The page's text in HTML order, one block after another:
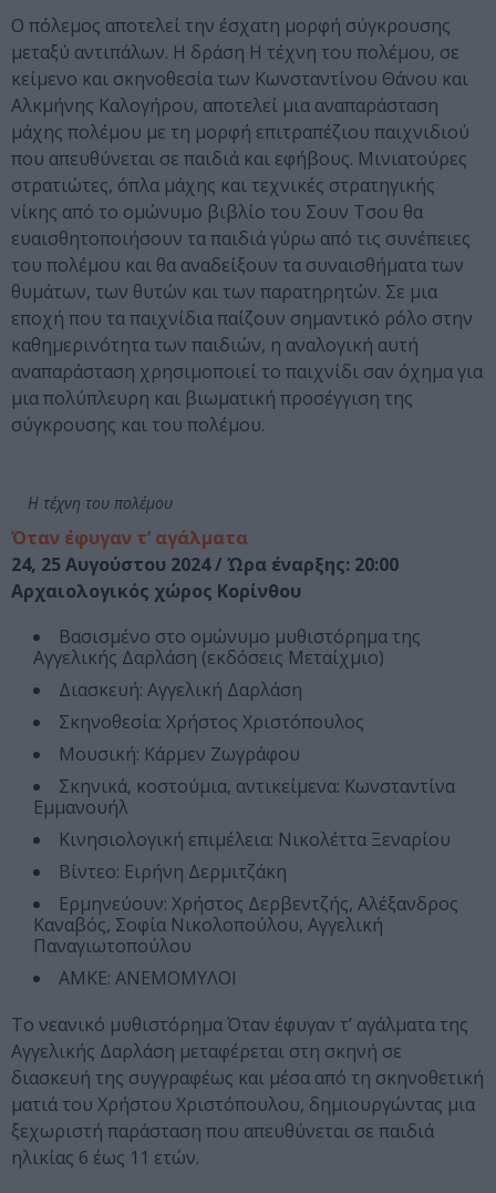
Ο πόλεμος αποτελεί την έσχατη μορφή σύγκρουσης
μεταξύ αντιπάλων. Η δράση Η τέχνη του πολέμου, σε
κείμενο και σκηνοθεσία των Κωνσταντίνου Θάνου και
Αλκμήνης Καλογήρου, αποτελεί μια αναπαράσταση
μάχης πολέμου με τη μορφή επιτραπέζιου παιχνιδιού
που απευθύνεται σε παιδιά και εφήβους. Μινιατούρες
στρατιώτες, όπλα μάχης και τεχνικές στρατηγικής
νίκης από το ομώνυμο βιβλίο του Σουν Τσου θα
ευαισθητοποιήσουν τα παιδιά γύρω από τις συνέπειες
του πολέμου και θα αναδείξουν τα συναισθήματα των
θυμάτων, των θυτών και των παρατηρητών. Σε μια
εποχή που τα παιχνίδια παίζουν σημαντικό ρόλο στην
καθημερινότητα των παιδιών, η αναλογική αυτή
αναπαράσταση χρησιμοποιεί το παιχνίδι σαν όχημα για
μια πολύπλευρη και βιωματική προσέγγιση της
σύγκρουσης και του πολέμου.
Η τέχνη του πολέμου
Όταν έφυγαν τ’ αγάλματα
24, 25 Αυγούστου 2024 / Ώρα έναρξης: 20:00
Αρχαιολογικός χώρος Κορίνθου
Βασισμένο στο ομώνυμο μυθιστόρημα της
Αγγελικής Δαρλάση (εκδόσεις Μεταίχμιο)
Διασκευή: Αγγελική Δαρλάση
Σκηνοθεσία: Χρήστος Χριστόπουλος
Μουσική: Κάρμεν Ζωγράφου
Σκηνικά, κοστούμια, αντικείμενα: Κωνσταντίνα
Εμμανουήλ
Κινησιολογική επιμέλεια: Νικολέττα Ξεναρίου
Βίντεο: Ειρήνη Δερμιτζάκη
Ερμηνεύουν: Χρήστος Δερβεντζής, Αλέξανδρος
Καναβός, Σοφία Νικολοπούλου, Αγγελική
Παναγιωτοπούλου
ΑΜΚΕ: ΑΝΕΜΟΜΥΛΟΙ
Το νεανικό μυθιστόρημα Όταν έφυγαν τ’ αγάλματα της
Αγγελικής Δαρλάση μεταφέρεται στη σκηνή σε
διασκευή της συγγραφέως και μέσα από τη σκηνοθετική
ματιά του Χρήστου Χριστόπουλου, δημιουργώντας μια
ξεχωριστή παράσταση που απευθύνεται σε παιδιά
ηλικίας 6 έως 11 ετών.